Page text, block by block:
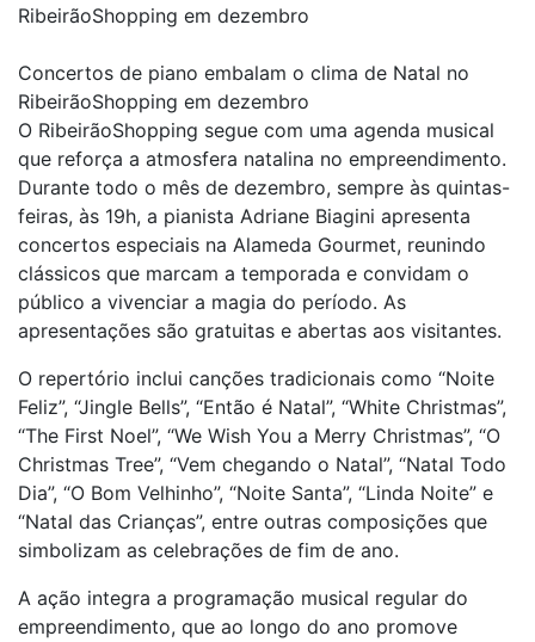
RibeirãoShopping em dezembro
Concertos de piano embalam o clima de Natal no
RibeirãoShopping em dezembro
O RibeirãoShopping segue com uma agenda musical
que reforça a atmosfera natalina no empreendimento.
Durante todo o mês de dezembro, sempre às quintas-
feiras, às 19h, a pianista Adriane Biagini apresenta
concertos especiais na Alameda Gourmet, reunindo
clássicos que marcam a temporada e convidam o
público a vivenciar a magia do período. As
apresentações são gratuitas e abertas aos visitantes.
O repertório inclui canções tradicionais como “Noite
Feliz”, “Jingle Bells”, “Então é Natal”, “White Christmas”,
“The First Noel”, “We Wish You a Merry Christmas”, “O
Christmas Tree”, “Vem chegando o Natal”, “Natal Todo
Dia”, “O Bom Velhinho”, “Noite Santa”, “Linda Noite” e
“Natal das Crianças”, entre outras composições que
simbolizam as celebrações de fim de ano.
A ação integra a programação musical regular do
empreendimento, que ao longo do ano promove